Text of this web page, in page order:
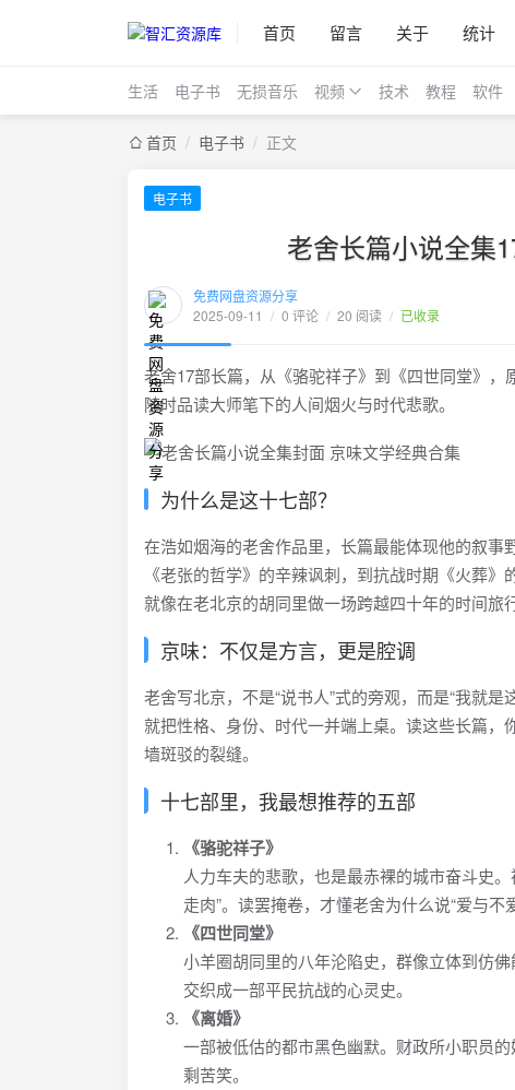
首页 留言 关于 统计
生活 电子书 无损音乐 视频 技术 教程 软件
首页 / 电子书 / 正文
电子书
老舍长篇小说全集
免费网盘资源分享
2025-09-11 / 0 评论 / 20 阅读 / 已收录
老舍17部长篇，从《骆驼祥子》到《四世同堂》
随时品读大师笔下的人间烟火与时代悲歌。
为什么是这十七部？
在浩如烟海的老舍作品里，长篇最能体现他的叙事
《老张的哲学》的辛辣讽刺，到抗战时期《火葬
就像在老北京的胡同里做一场跨越四十年的时间旅行
京味：不仅是方言，更是腔调
老舍写北京，不是“说书人”式的旁观，而是“我就
就把性格、身份、时代一并端上桌。读这些长篇
墙斑驳的裂缝。
十七部里，我最想推荐的五部
《骆驼祥子》
人力车夫的悲歌，也是最赤裸的城市奋斗史
走肉”。读罢掩卷，才懂老舍为什么说“爱与不
《四世同堂》
小羊圈胡同里的八年沦陷史，群像立体到仿
交织成一部平民抗战的心灵史。
《离婚》
一部被低估的都市黑色幽默。财政所小职员
剩苦笑。